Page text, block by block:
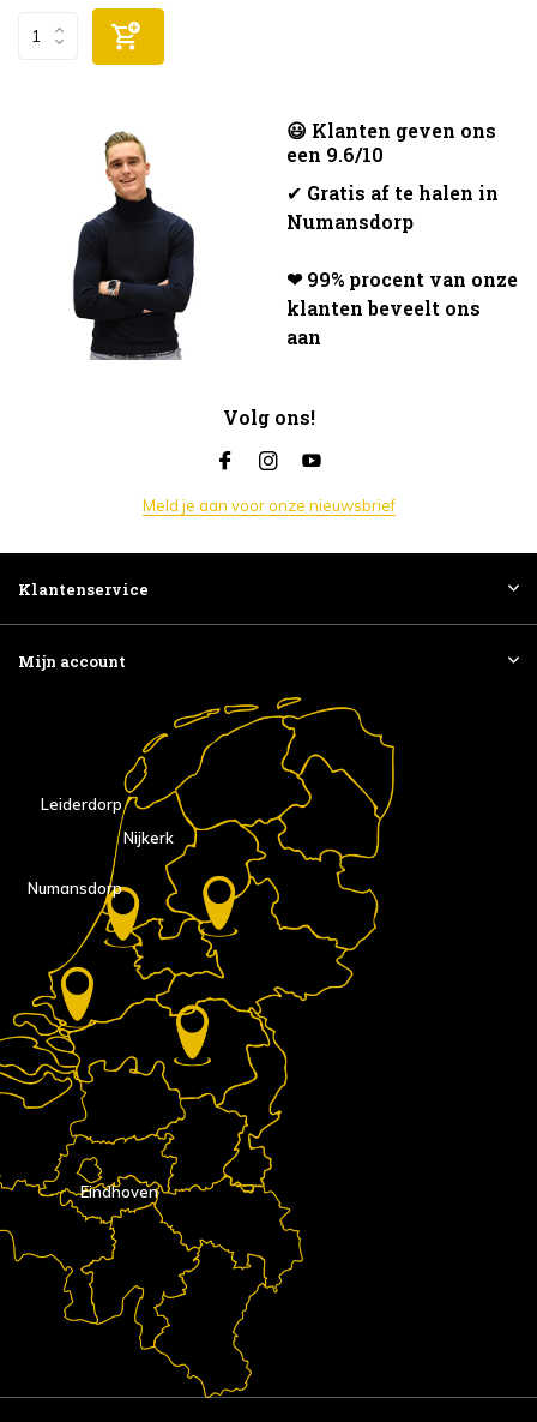
😃 Klanten geven ons
een 9.6/10
✔ Gratis af te halen in
Numansdorp
❤ 99% procent van onze
klanten beveelt ons
aan
Volg ons!
Meld je aan voor onze nieuwsbrief
Klantenservice
Mijn account
Eindhoven
Nijkerk
Numansdorp
Leiderdorp